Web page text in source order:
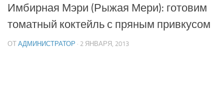
Имбирная Мэри (Рыжая Мери): готовим
томатный коктейль с пряным привкусом
ОТ АДМИНИСТРАТОР · 2 ЯНВАРЯ, 2013